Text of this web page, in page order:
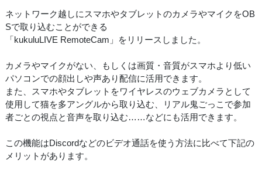
ネットワーク越しにスマホやタブレットのカメラやマイクをOB
Sで取り込むことができる
「kukuluLIVE RemoteCam」をリリースしました。
カメラやマイクがない、もしくは画質・音質がスマホより低い
パソコンでの顔出しや声あり配信に活用できます。
また、スマホやタブレットをワイヤレスのウェブカメラとして
使用して猫を多アングルから取り込む、リアル鬼ごっこで参加
者ごとの視点と音声を取り込む……などにも活用できます。
この機能はDiscordなどのビデオ通話を使う方法に比べて下記の
メリットがあります。